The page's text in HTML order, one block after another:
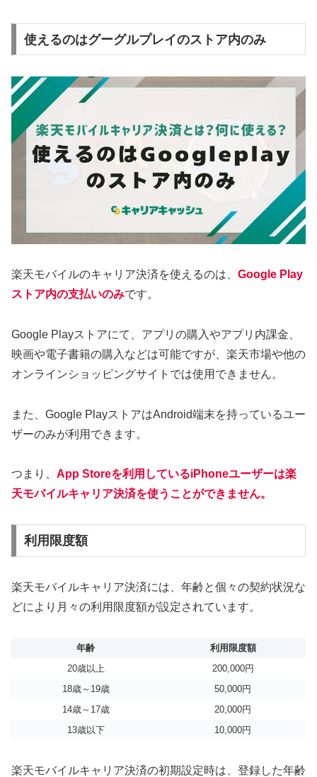
使えるのはグーグルプレイのストア内のみ
楽天モバイルのキャリア決済を使えるのは、 Google Play
ストア内の支払いのみです。
Google Playストアにて、アプリの購入やアプリ内課金、
映画や電子書籍の購入などは可能ですが、楽天市場や他の
オンラインショッピングサイトでは使用できません。
また、Google PlayストアはAndroid端末を持っているユー
ザーのみが利用できます。
つまり、 App Storeを利用しているiPhoneユーザーは楽
天モバイルキャリア決済を使うことができません。
利用限度額
楽天モバイルキャリア決済には、年齢と個々の契約状況な
どにより月々の利用限度額が設定されています。
年齢
利用限度額
20歳以上
200,000円
18歳～19歳
50,000円
14歳～17歳
20,000円
13歳以下
10,000円
楽天モバイルキャリア決済の初期設定時は、登録した年齢